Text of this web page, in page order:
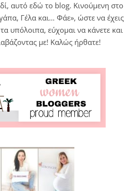
αυτό εδώ το blog. Κινούμενη στο
Γέλα και… Φάε», ώστε να έχεις
υπόλοιπα, εύχομαι να κάνετε και
με! Καλώς ήρθατε!